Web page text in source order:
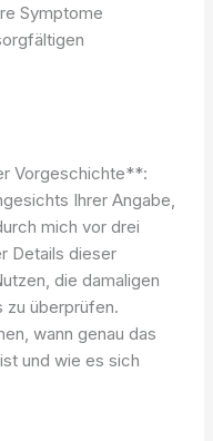
Symptome
Vorgeschichte**:
Ihrer Angabe,
mich vor drei
Details dieser
die damaligen
zu überprüfen.
wann genau das
und wie es sich